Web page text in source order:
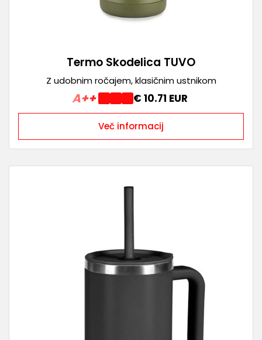
Termo Skodelica TUVO
Z udobnim ročajem, klasičnim ustnikom
A++ € 10.71 EUR
Več informacij